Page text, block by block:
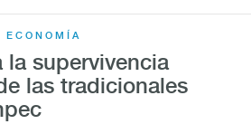
ECONOMÍA
la supervivencia
las tradicionales